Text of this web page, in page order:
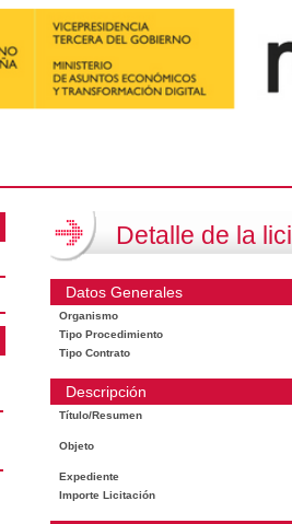
Detalle de la
Datos Generales
Organismo
Tipo Procedimiento
Tipo Contrato
Descripción
Título/Resumen
Objeto
Expediente
Importe Licitación